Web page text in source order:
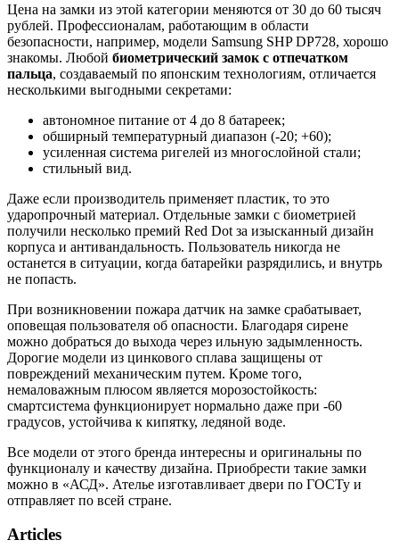
Цена на замки из этой категории меняются от 30 до 60 тысяч
рублей. Профессионалам, работающим в области
безопасности, например, модели Samsung SHP DP728, хорошо
знакомы. Любой биометрический замок с отпечатком
пальца, создаваемый по японским технологиям, отличается
несколькими выгодными секретами:
автономное питание от 4 до 8 батареек;
обширный температурный диапазон (-20; +60);
усиленная система ригелей из многослойной стали;
стильный вид.
Даже если производитель применяет пластик, то это
ударопрочный материал. Отдельные замки с биометрией
получили несколько премий Red Dot за изысканный дизайн
корпуса и антивандальность. Пользователь никогда не
останется в ситуации, когда батарейки разрядились, и внутрь
не попасть.
При возникновении пожара датчик на замке срабатывает,
оповещая пользователя об опасности. Благодаря сирене
можно добраться до выхода через ильную задымленность.
Дорогие модели из цинкового сплава защищены от
повреждений механическим путем. Кроме того,
немаловажным плюсом является морозостойкость:
смартсистема функционирует нормально даже при -60
градусов, устойчива к кипятку, ледяной воде.
Все модели от этого бренда интересны и оригинальны по
функционалу и качеству дизайна. Приобрести такие замки
можно в «АСД». Ателье изготавливает двери по ГОСТу и
отправляет по всей стране.
Articles